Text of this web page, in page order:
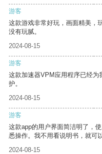
游客
这款游戏非常好玩，画面精美，
没有玩腻。
2024-08-15
游客
这款加速器VPM应用程序已经
护。
2024-08-15
游客
这款app的用户界面简洁明了，
悉操作。我不用看说明书，就可
2024-08-15